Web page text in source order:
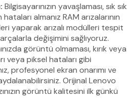
Bilgisayarınızın yavaşlaması, sık sık
almanız RAM arızalarının
yaparak arızalı modülleri tespit
değişimini sağlıyoruz.
görüntü olmaması, kırık veya
veya piksel hataları gibi
profesyonel ekran onarımı ve
Orijinal Lenovo
görüntü kalitesini ilk günkü